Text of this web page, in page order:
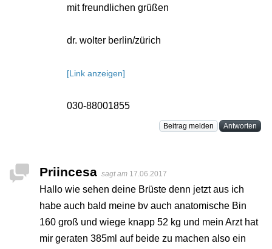
mit freundlichen grüßen
dr. wolter berlin/zürich
[Link anzeigen]
030-88001855
Beitrag melden Antworten
Priincesa sagt am 17.06.2017
Hallo wie sehen deine Brüste denn jetzt aus ich
habe auch bald meine bv auch anatomische Bin
160 groß und wiege knapp 52 kg und mein Arzt hat
mir geraten 385ml auf beide zu machen also ein